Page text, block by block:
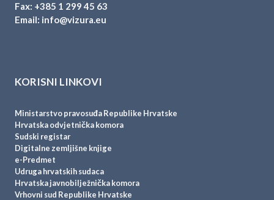
Fax: +385 1 299 45 63
Email: info@vizura.eu
KORISNI LINKOVI
Ministarstvo pravosuđa Republike Hrvatske
Hrvatska odvjetnička komora
Sudski registar
Digitalne zemljišne knjige
e-Predmet
Udruga hrvatskih sudaca
Hrvatska javnobilježnička komora
Vrhovni sud Republike Hrvatske